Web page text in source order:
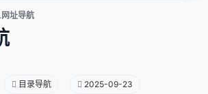
址导航
目录导航 2025-09-23